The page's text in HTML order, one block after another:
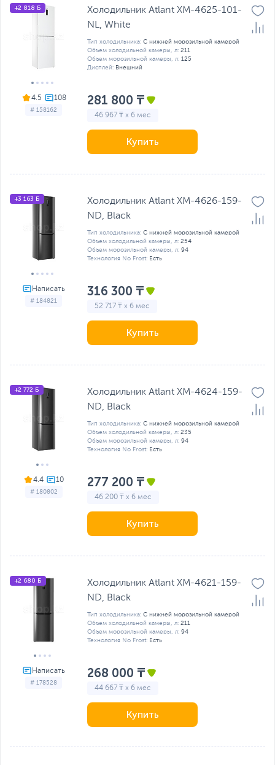
4.5
# 158162
+2 818 Б
Холодильник Atlant ХМ-4625-101-
NL, White
Тип холодильника: С нижней морозильной камерой
Объем холодильной камеры, л: 211
Объем морозильной камеры, л: 125
Дисплей: Внешний
281 800 ₸
46 967 ₸ x 6 мес
Купить
# 184821
+3 163 Б
Холодильник Atlant ХМ-4626-159-
ND, Black
Тип холодильника: С нижней морозильной камерой
Объем холодильной камеры, л: 254
Объем морозильной камеры, л: 94
Технология No Frost: Есть
316 300 ₸
52 717 ₸ x 6 мес
Купить
4.4
# 180802
+2 772 Б
Холодильник Atlant ХМ-4624-159-
ND, Black
Тип холодильника: С нижней морозильной камерой
Объем холодильной камеры, л: 235
Объем морозильной камеры, л: 94
Технология No Frost: Есть
277 200 ₸
46 200 ₸ x 6 мес
Купить
# 178528
+2 680 Б
Холодильник Atlant ХМ-4621-159-
ND, Black
Тип холодильника: С нижней морозильной камерой
Объем холодильной камеры, л: 211
Объем морозильной камеры, л: 94
Технология No Frost: Есть
268 000 ₸
44 667 ₸ x 6 мес
Купить